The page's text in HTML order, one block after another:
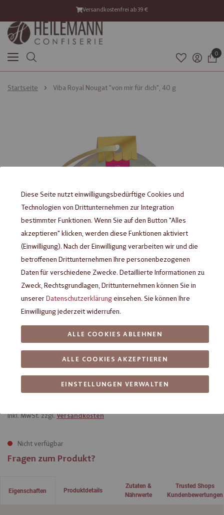
Versandkostenfrei ab 39 €
0
Startseite Viba Royal Nougat "von mir für dich", 40 g
Viba Royal Nougat "von mir für
dich", 40 g
inkl. MwSt. zzgl.Versandkosten
Nicht verfügbar
Fragen zum Produkt?
Eigenschaften Produktdetails
Zutaten &
Nährwerte
Trusted Shops
Kundenbewertungen
Diese Seite nutzt einwilligungsbedürftige Cookies und
Technologien von Drittunternehmen zur Integration
bestimmter Funktionen. Wenn Sie auf den Button "Alles
akzeptieren" klicken, werden diese Funktionen aktiviert
(Einwilligung). Nach der Einwilligung verarbeiten wir und die
betroffenen Drittunternehmen Ihre personenbezogenen
Daten für verschiedene Zwecke. Detaillierte Informationen zu
Zweck, Rechtsgrundlagen, Drittunternehmen können Sie in
unsererDatenschutzerklärungeinsehen. Sie können Ihre
Einwilligung jederzeit widerrufen.
EINSTELLUNGEN VERWALTEN
ALLE COOKIES AKZEPTIEREN
ALLE COOKIES ABLEHNEN